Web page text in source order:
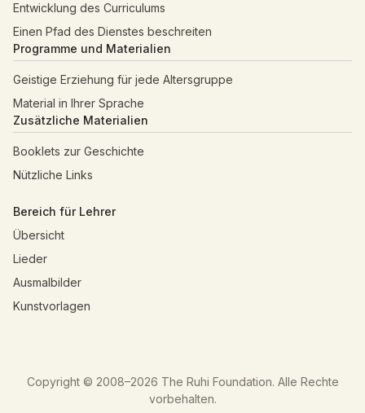
Entwicklung des Curriculums
Einen Pfad des Dienstes beschreiten
Programme und Materialien
Geistige Erziehung für jede Altersgruppe
Material in Ihrer Sprache
Zusätzliche Materialien
Booklets zur Geschichte
Nützliche Links
Bereich für Lehrer
Übersicht
Lieder
Ausmalbilder
Kunstvorlagen
Copyright © 2008–2026 The Ruhi Foundation. Alle Rechte
vorbehalten.